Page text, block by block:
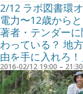
2/12 ラボ図書環
電力〜12歳から
著者・テンダー
わっている？ 地
由を手に入れろ！
2016-02/12 19:00 – 21:30